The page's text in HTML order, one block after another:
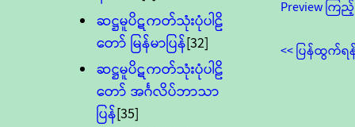
ဆဋ္ဌမူပိဋကတ်သုံးပုံပါဠိ
တော် မြန်မာပြန်[32]
ဆဋ္ဌမူပိဋကတ်သုံးပုံပါဠိ
တော် အင်္ဂလိပ်ဘာသာ
ပြန်[35]
Preview ကြ
<< ပြန်ထွက်ရ